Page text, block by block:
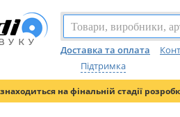
Доставка та оплата
Підтримка
на фінальній стадії